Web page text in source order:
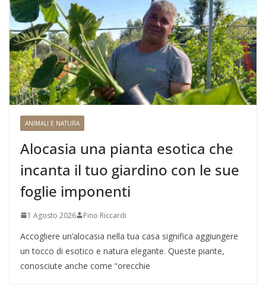
ANIMALI E NATURA
Alocasia una pianta esotica che
incanta il tuo giardino con le sue
foglie imponenti
1 Agosto 2026 Pino Riccardi
Accogliere un’alocasia nella tua casa significa aggiungere
un tocco di esotico e natura elegante. Queste piante,
conosciute anche come “orecchie